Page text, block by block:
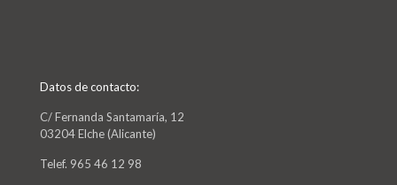
Datos de contacto:
C/ Fernanda Santamaría, 12
03204 Elche (Alicante)
Telef. 965 46 12 98